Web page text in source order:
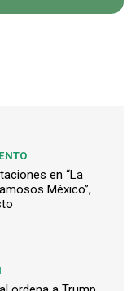
en “La
México”,